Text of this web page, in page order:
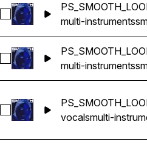
Sélectionnez multi-instruments
Sélectionnez multi-instruments
Sélectionnez vocalsmulti-